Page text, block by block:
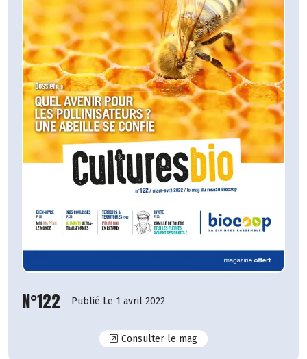
N°122 Publié Le 1 avril 2022
Consulter le magN°122